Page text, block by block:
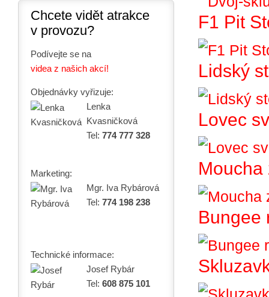
F1 Pit
Lidský
Lovec
Moucha
Bungee
Chcete vidět atrakce
v provozu?
Podívejte se na
videa z našich akcí!
Objednávky vyřizuje:
Lenka
Kvasničková
Tel: 774 777 328
Marketing:
Mgr. Iva Rybárová
Tel: 774 198 238
Technické informace:
Josef Rybár
Tel: 608 875 101